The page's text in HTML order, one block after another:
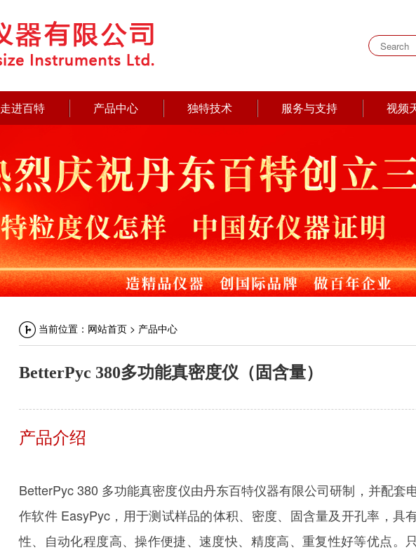
走进百特 产品中心 独特技术 服务与支持 视频
当前位置： 网站首页 > 产品中心
BetterPyc 380多功能真密度仪（固含量）
产品介绍
BetterPyc 380 多功能真密度仪由丹东百特仪器有限公司研制，并配套
作软件 EasyPyc，用于测试样品的体积、密度、固含量及开孔率，具
性、自动化程度高、操作便捷、速度快、精度高、重复性好等优点。